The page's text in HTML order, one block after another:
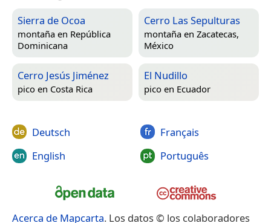
Sierra de Ocoa
montaña en República
Dominicana
Cerro Las Sepulturas
montaña en Zacatecas,
México
Cerro Jesús Jiménez
pico en Costa Rica
El Nudillo
pico en Ecuador
Deutsch
English
Français
Português
Acerca de Mapcarta. Los datos © los colaboradores